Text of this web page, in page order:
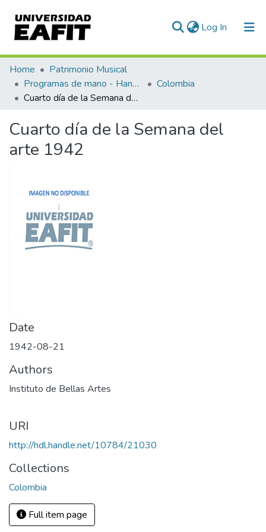
Log In (current)
Communities & Collections
All of DSpace
Home
Patrimonio Musical
Programas de mano - Hand programs
Colombia
Cuarto día de la Semana del arte 1942
Cuarto día de la Semana del
arte 1942
Date
1942-08-21
Authors
Instituto de Bellas Artes
URI
http://hdl.handle.net/10784/21030
Collections
Colombia
Full item page